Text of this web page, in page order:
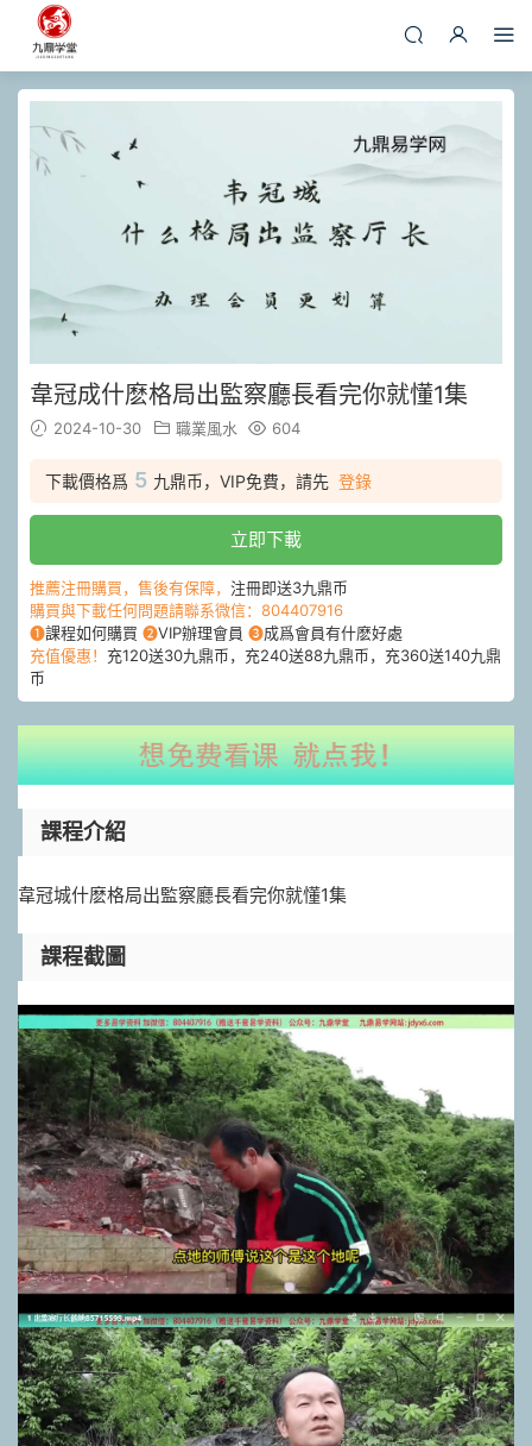
韋冠成什麽格局出監察廳長看完你就懂1集
2024-10-30 職業風水 604
下載價格爲 5 九鼎币，VIP免費，請先 登錄
立即下載
推薦注冊購買，售後有保障， 注冊即送3九鼎币
購買與下載任何問題請聯系微信：804407916
❶課程如何購買 ❷VIP辦理會員 ❸成爲會員有什麽好處
充值優惠！ 充120送30九鼎币，充240送88九鼎币，充360送140九鼎
币
課程介紹
韋冠城什麽格局出監察廳長看完你就懂1集
課程截圖